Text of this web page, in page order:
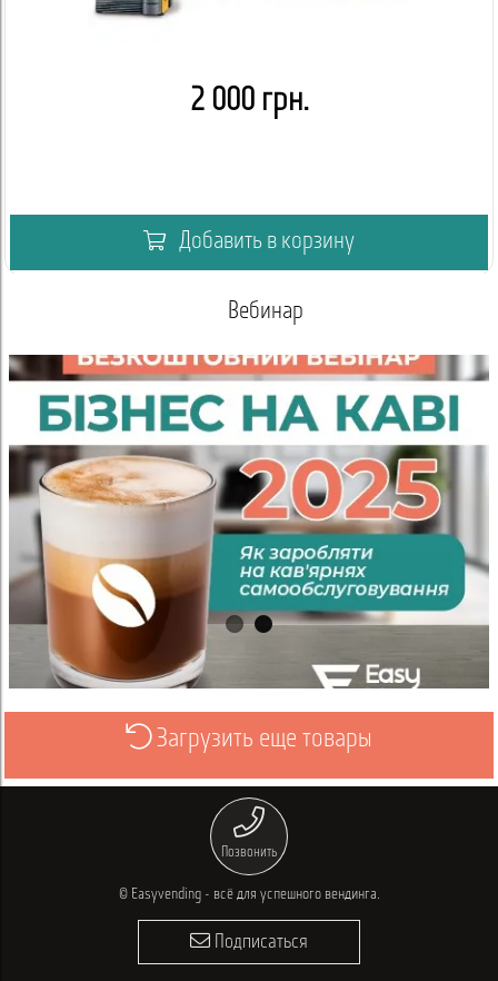
2 000 грн.
Добавить в корзину
Вебинар
Просмотреть
Загрузить еще товары
Позвонить
© Easyvending - всё для успешного вендинга.
Подписаться